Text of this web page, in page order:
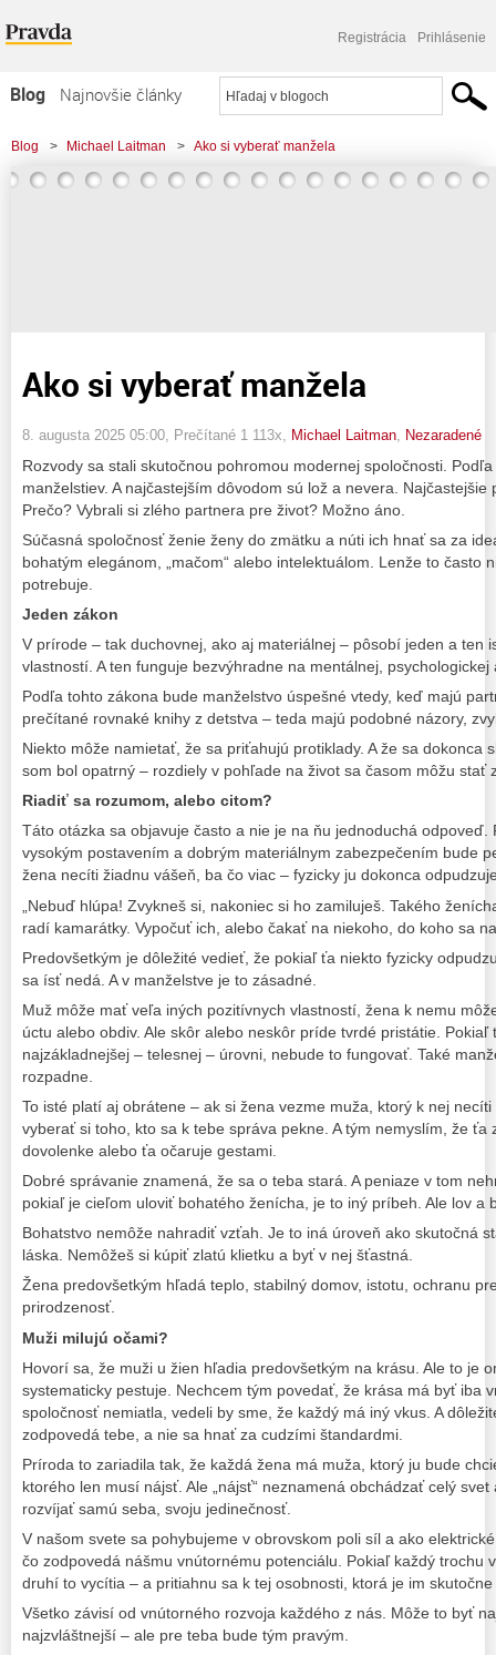
Registrácia Prihlásenie
Blog
Najnovšie články
Najčítanejšie články
Najkomentovanejšie články
Blog > Michael Laitman > Ako si vyberať manžela
Ako si vyberať manžela
8. augusta 2025 05:00 , Prečítané 1 113x, Michael Laitman Nezaradené
Rozvody sa stali skutočnou pohromou modernej spoločnosti.
manželstiev. A najčastejším dôvodom sú lož a nevera. Najčastejšie
Prečo? Vybrali si zlého partnera pre život? Možno áno.
Súčasná spoločnosť ženie ženy do zmätku a núti ich hnať sa za
bohatým elegánom, „mačom“ alebo intelektuálom. Lenže to často
potrebuje.
Jeden zákon
V prírode – tak duchovnej, ako aj materiálnej – pôsobí jeden a ten
vlastností. A ten funguje bezvýhradne na mentálnej,
Podľa tohto zákona bude manželstvo úspešné vtedy, keď majú
prečítané rovnaké knihy z detstva – teda majú podobné názory,
Niekto môže namietať, že sa priťahujú protiklady. A že sa dokonca
som bol opatrný – rozdiely v pohľade na život sa časom môžu stať
Riadiť sa rozumom, alebo citom?
Táto otázka sa objavuje často a nie je na ňu jednoduchá odpoveď.
vysokým postavením a dobrým materiálnym zabezpečením bude
žena necíti žiadnu vášeň, ba čo viac – fyzicky ju dokonca
„Nebuď hlúpa! Zvykneš si, nakoniec si ho zamiluješ. Takého
radí kamarátky. Vypočuť ich, alebo čakať na niekoho, do koho sa
Predovšetkým je dôležité vedieť, že pokiaľ ťa niekto fyzicky
sa ísť nedá. A v manželstve je to zásadné.
Muž môže mať veľa iných pozitívnych vlastností, žena k nemu
úctu alebo obdiv. Ale skôr alebo neskôr príde tvrdé pristátie.
najzákladnejšej – telesnej – úrovni, nebude to fungovať. Také
rozpadne.
To isté platí aj obrátene – ak si žena vezme muža, ktorý k nej
vyberať si toho, kto sa k tebe správa pekne. A tým nemyslím, že ťa
dovolenke alebo ťa očaruje gestami.
Dobré správanie znamená, že sa o teba stará. A peniaze v tom
pokiaľ je cieľom uloviť bohatého ženícha, je to iný príbeh. Ale lov a
Bohatstvo nemôže nahradiť vzťah. Je to iná úroveň ako skutočná
láska. Nemôžeš si kúpiť zlatú klietku a byť v nej šťastná.
Žena predovšetkým hľadá teplo, stabilný domov, istotu, ochranu
prirodzenosť.
Muži milujú očami?
Hovorí sa, že muži u žien hľadia predovšetkým na krásu. Ale to je
systematicky pestuje. Nechcem tým povedať, že krása má byť iba
spoločnosť nemiatla, vedeli by sme, že každý má iný vkus. A
zodpovedá tebe, a nie sa hnať za cudzími štandardmi.
Príroda to zariadila tak, že každá žena má muža, ktorý ju bude
ktorého len musí nájsť. Ale „nájsť“ neznamená obchádzať celý
rozvíjať samú seba, svoju jedinečnosť.
V našom svete sa pohybujeme v obrovskom poli síl a ako
čo zodpovedá nášmu vnútornému potenciálu. Pokiaľ každý trochu
druhí to vycítia – a pritiahnu sa k tej osobnosti, ktorá je im
Všetko závisí od vnútorného rozvoja každého z nás. Môže to byť
najzvláštnejší – ale pre teba bude tým pravým.